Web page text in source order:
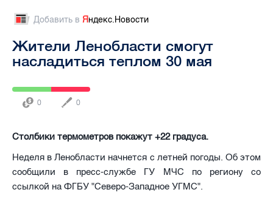
Добавить в Яндекс.Новости
Жители Ленобласти смогут
насладиться теплом 30 мая
0 0
Столбики термометров покажут +22 градуса.
Неделя в Ленобласти начнется с летней погоды. Об этом
сообщили в пресс-службе ГУ МЧС по региону со
ссылкой на ФГБУ "Северо-Западное УГМС".